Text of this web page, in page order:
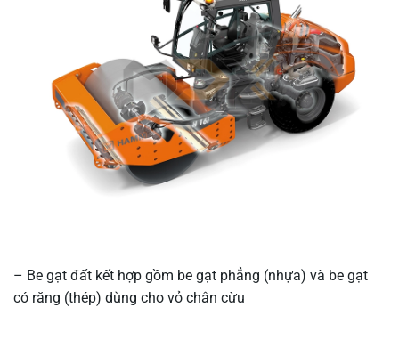
– Be gạt đất kết hợp gồm be gạt phẳng (nhựa) và be gạt
có răng (thép) dùng cho vỏ chân cừu